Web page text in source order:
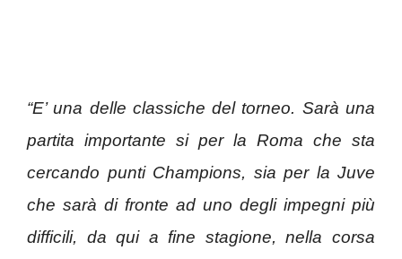
“E’ una delle classiche del torneo. Sarà una
partita importante si per la Roma che sta
cercando punti Champions, sia per la Juve
che sarà di fronte ad uno degli impegni più
difficili, da qui a fine stagione, nella corsa